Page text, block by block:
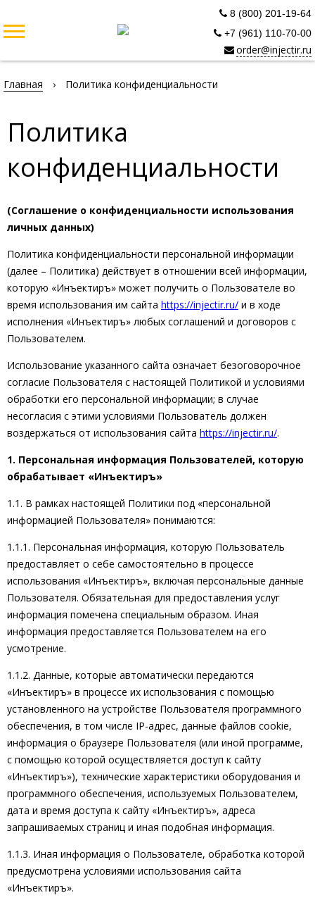
8 (800) 201-19-64
+7 (961) 110-70-00
order@injectir.ru
Главная › Политика конфиденциальности
Политика
конфиденциальности
(Соглашение о конфиденциальности использования
личных данных)
Политика конфиденциальности персональной информации
(далее – Политика) действует в отношении всей информации,
которую «Инъектиръ» может получить о Пользователе во
время использования им сайта https://injectir.ru/ и в ходе
исполнения «Инъектиръ» любых соглашений и договоров с
Пользователем.
Использование указанного сайта означает безоговорочное
согласие Пользователя с настоящей Политикой и условиями
обработки его персональной информации; в случае
несогласия с этими условиями Пользователь должен
воздержаться от использования сайта https://injectir.ru/.
1. Персональная информация Пользователей, которую
обрабатывает «Инъектиръ»
1.1. В рамках настоящей Политики под «персональной
информацией Пользователя» понимаются:
1.1.1. Персональная информация, которую Пользователь
предоставляет о себе самостоятельно в процессе
использования «Инъектиръ», включая персональные данные
Пользователя. Обязательная для предоставления услуг
информация помечена специальным образом. Иная
информация предоставляется Пользователем на его
усмотрение.
1.1.2. Данные, которые автоматически передаются
«Инъектиръ» в процессе их использования с помощью
установленного на устройстве Пользователя программного
обеспечения, в том числе IP-адрес, данные файлов cookie,
информация о браузере Пользователя (или иной программе,
с помощью которой осуществляется доступ к сайту
«Инъектиръ»), технические характеристики оборудования и
программного обеспечения, используемых Пользователем,
дата и время доступа к сайту «Инъектиръ», адреса
запрашиваемых страниц и иная подобная информация.
1.1.3. Иная информация о Пользователе, обработка которой
предусмотрена условиями использования сайта
«Инъектиръ».